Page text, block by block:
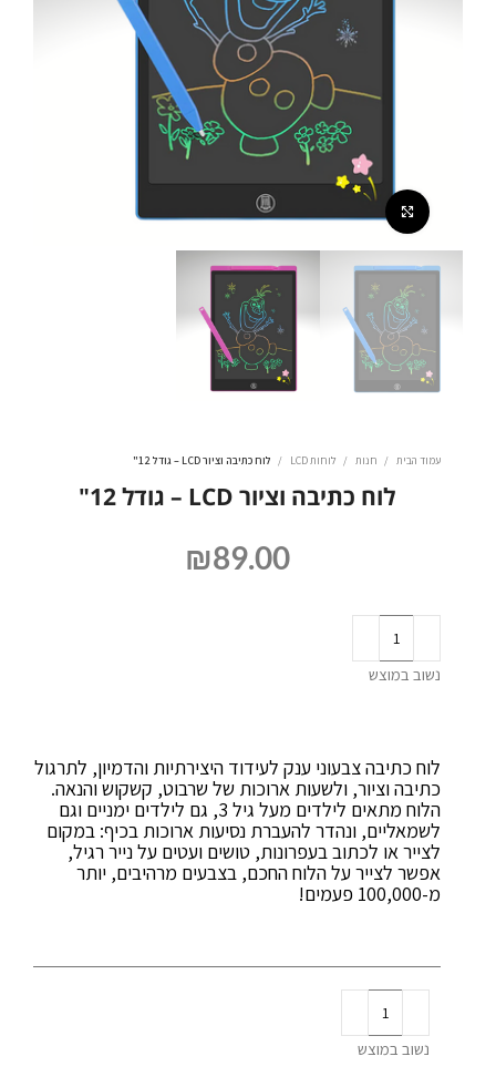
עמוד הבית חנות לוחות LCD לוח כתיבה וציור LCD – גודל 12"
לוח כתיבה וציור LCD – גודל 12"
₪89.00
נשוב במוצש
לוח כתיבה צבעוני ענק לעידוד היצירתיות והדמיון, לתרגול
כתיבה וציור, ולשעות ארוכות של שרבוט, קשקוש והנאה.
הלוח מתאים לילדים מעל גיל 3, גם לילדים ימניים וגם
לשמאליים, ונהדר להעברת נסיעות ארוכות בכיף: במקום
לצייר או לכתוב בעפרונות, טושים ועטים על נייר רגיל,
אפשר לצייר על הלוח החכם, בצבעים מרהיבים, יותר
מ-100,000 פעמים!
נשוב במוצש